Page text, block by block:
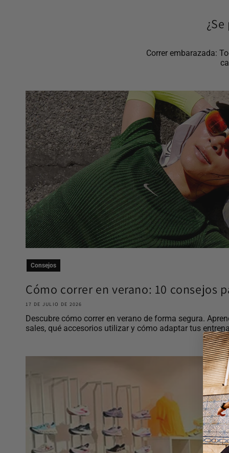
Correr embarazada:
Consejos
Cómo correr en verano: 10 consejos
17 DE JULIO DE 2026
Descubre cómo correr en verano de forma segura.
sales, qué accesorios utilizar y cómo adaptar tus